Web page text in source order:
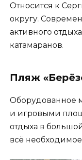
Относится к
округу.
активного
катамаранов.
Пляж
Оборудованное
и игровыми
отдыха в
всё